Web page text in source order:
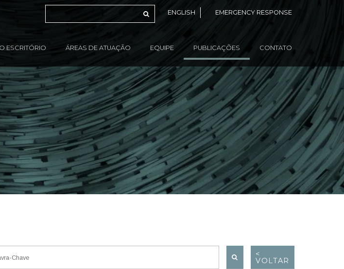
ENGLISH EMERGENCY RESPONSE
O ESCRITÓRIO ÁREAS DE ATUAÇÃO EQUIPE PUBLICAÇÕES CONTATO
<
VOLTAR